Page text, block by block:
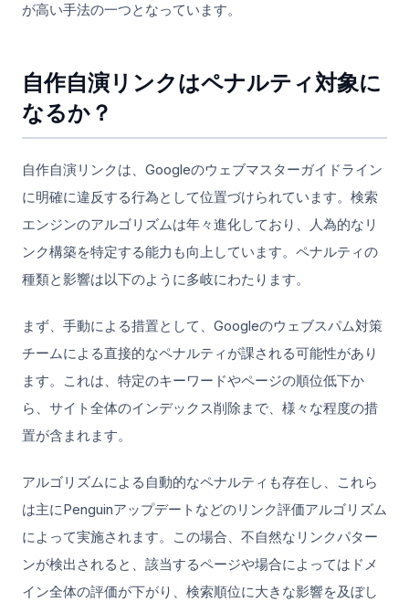
が高い手法の一つとなっています。
自作自演リンクはペナルティ対象に
なるか？
自作自演リンクは、Googleのウェブマスターガイドライン
に明確に違反する行為として位置づけられています。検索
エンジンのアルゴリズムは年々進化しており、人為的なリ
ンク構築を特定する能力も向上しています。ペナルティの
種類と影響は以下のように多岐にわたります。
まず、手動による措置として、Googleのウェブスパム対策
チームによる直接的なペナルティが課される可能性があり
ます。これは、特定のキーワードやページの順位低下か
ら、サイト全体のインデックス削除まで、様々な程度の措
置が含まれます。
アルゴリズムによる自動的なペナルティも存在し、これら
は主にPenguinアップデートなどのリンク評価アルゴリズム
によって実施されます。この場合、不自然なリンクパター
ンが検出されると、該当するページや場合によってはドメ
イン全体の評価が下がり、検索順位に大きな影響を及ぼし